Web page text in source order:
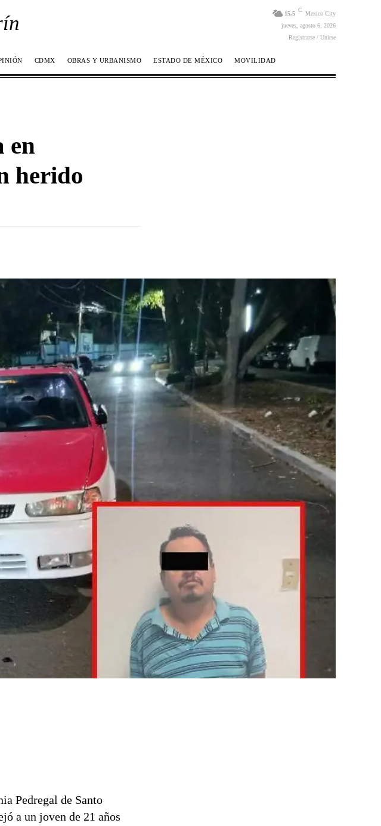
15.5
C
Mexico City
jueves, agosto 6, 2026
Registrarse / Unirse
CDMX OBRAS Y URBANISMO ESTADO DE MÉXICO MOVILIDAD
en
herido
Pedregal de Santo
a un joven de 21 años